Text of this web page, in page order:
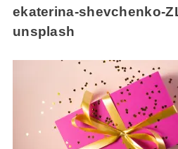
ekaterina-shevchenko-
unsplash